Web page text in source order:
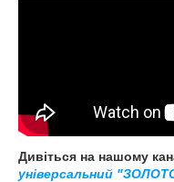
Дивіться на нашому
універсальний